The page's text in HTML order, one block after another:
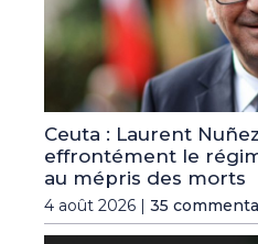
Ceuta : Laurent
effrontément le
au mépris des morts
4 août 2026 | 35